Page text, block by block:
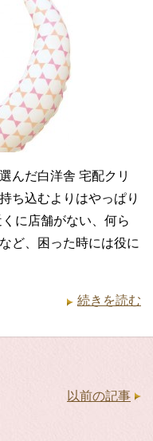
んだ白洋舎 宅配クリ
ち込むよりはやっぱり
に店舗がない、何ら
ど、困った時には役に
続きを読む
以前の記事